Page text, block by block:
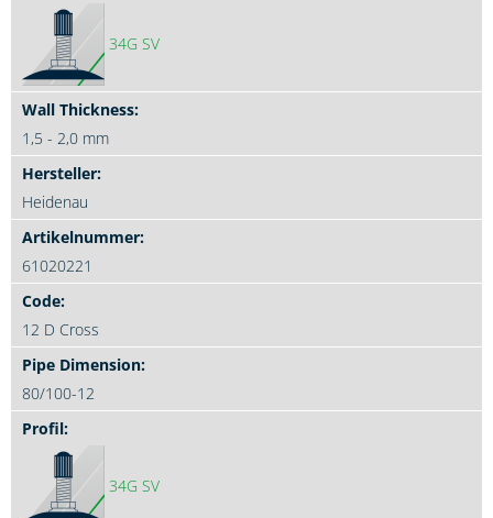
34G SV
1,5 - 2,0 mm
Heidenau
61020221
12 D Cross
80/100-12
34G SV